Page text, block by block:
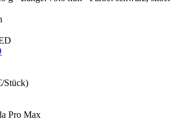
Stück)